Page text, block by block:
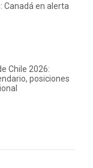
Canadá en alerta
Chile 2026:
posiciones